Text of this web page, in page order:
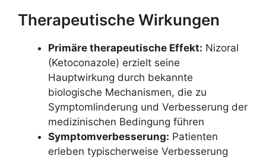
Therapeutische Wirkungen
Primäre therapeutische Effekt: Nizoral
(Ketoconazole) erzielt seine
Hauptwirkung durch bekannte
biologische Mechanismen, die zu
Symptomlinderung und Verbesserung der
medizinischen Bedingung führen
Symptomverbesserung: Patienten
erleben typischerweise Verbesserung